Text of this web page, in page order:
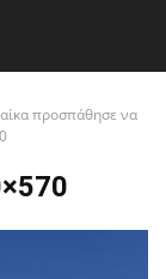
προσπάθησε να